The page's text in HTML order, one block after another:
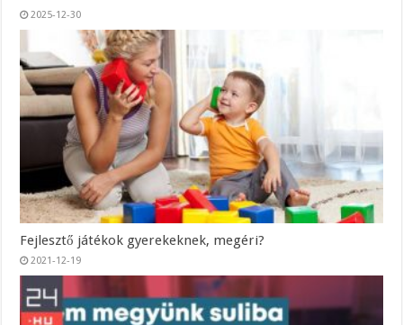
2025-12-30
Fejlesztő játékok gyerekeknek, megéri?
2021-12-19